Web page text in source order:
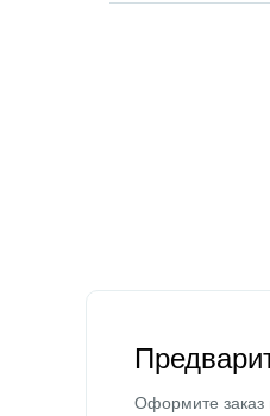
Оформите заказ